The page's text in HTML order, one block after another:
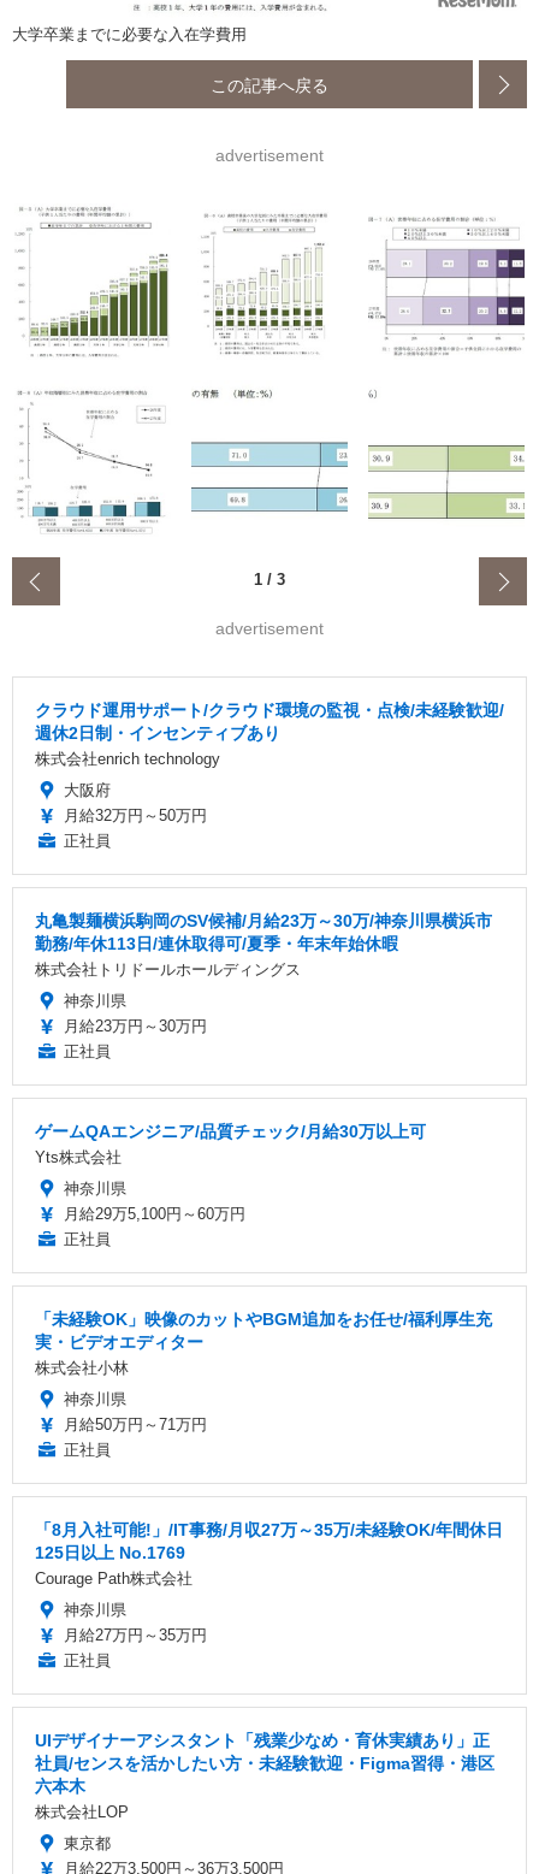
大学卒業までに必要な入在学費用
この記事へ戻る
advertisement
1 / 3
advertisement
クラウド運用サポート/クラウド環境の監視・点検/未経験歓迎/
週休2日制・インセンティブあり
株式会社enrich technology
大阪府
月給32万円～50万円
正社員
丸亀製麺横浜駒岡のSV候補/月給23万～30万/神奈川県横浜市
勤務/年休113日/連休取得可/夏季・年末年始休暇
株式会社トリドールホールディングス
神奈川県
月給23万円～30万円
正社員
ゲームQAエンジニア/品質チェック/月給30万以上可
Yts株式会社
神奈川県
月給29万5,100円～60万円
正社員
「未経験OK」映像のカットやBGM追加をお任せ/福利厚生充
実・ビデオエディター
株式会社小林
神奈川県
月給50万円～71万円
正社員
「8月入社可能!」/IT事務/月収27万～35万/未経験OK/年間休日
125日以上 No.1769
Courage Path株式会社
神奈川県
月給27万円～35万円
正社員
UIデザイナーアシスタント「残業少なめ・育休実績あり」正
社員/センスを活かしたい方・未経験歓迎・Figma習得・港区
六本木
株式会社LOP
東京都
月給22万3,500円～36万3,500円